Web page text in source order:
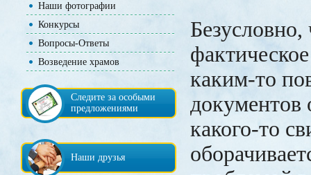
Наши фотографии
Конкурсы
Вопросы-Ответы
Возведение храмов
Следите за особыми
предложениями
Наши друзья
Безусловно,
каким-то
документов
какого-то